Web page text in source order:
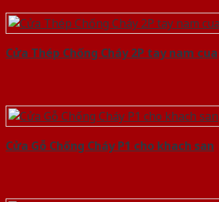
Cửa Thép Chống Cháy 2P tay nam cua
Cửa Gỗ Chống Cháy P1 cho khach san